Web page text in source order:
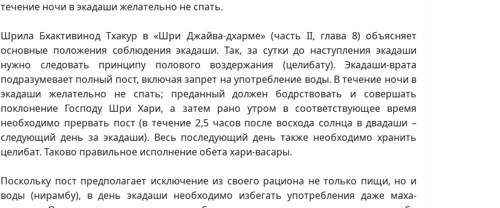
течение ночи в экадаши желательно не спать.
Шрила Бхактивинод Тхакур в «Шри Джайва-дхарме» (часть II, глава 8) объясняет
основные положения соблюдения экадаши. Так, за сутки до наступления экадаши
нужно следовать принципу полового воздержания (целибату). Экадаши-врата
подразумевает полный пост, включая запрет на употребление воды. В течение ночи в
экадаши желательно не спать; преданный должен бодрствовать и совершать
поклонение Господу Шри Хари, а затем рано утром в соответствующее время
необходимо прервать пост (в течение 2,5 часов после восхода солнца в двадаши –
следующий день за экадаши). Весь последующий день также необходимо хранить
целибат. Таково правильное исполнение обета хари-васары.
Поскольку пост предполагает исключение из своего рациона не только пищи, но и
воды (нирамбу), в день экадаши необходимо избегать употребления даже маха-